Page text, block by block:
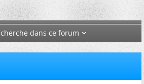
dans ce forum